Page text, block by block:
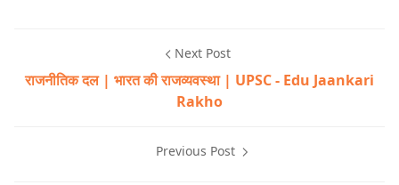
Next Post
राजनीतिक दल | भारत की राजव्यवस्था | UPSC - Edu Jaankari
Rakho
Previous Post